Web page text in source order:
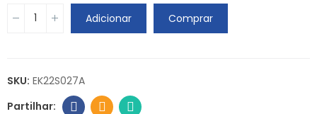
Adicionar
Comprar
SKU: EK22S027A